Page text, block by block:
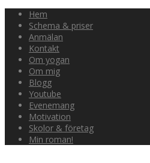
Hem
Schema & priser
Anmälan
Kontakt
Om yogan
Om mig
Blogg
Youtube
Evenemang
Motivation
Skolor & företag
Min roman!